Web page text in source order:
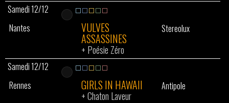
Samedi 12/12
Nantes
VULVES
ASSASSINES
+ Poésie Zéro
Stereolux
Samedi 12/12
Rennes
GIRLS IN HAWAII
+Chaton Laveur
Antipole